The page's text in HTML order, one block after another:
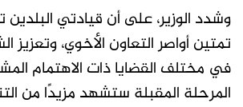
وشدد الوزير، على أن قيادتي
تمتين أواصر التعاون الأخوي، وتعزيز
في مختلف القضايا ذات الاهتمام
المرحلة المقبلة ستشهد مزيدًا من